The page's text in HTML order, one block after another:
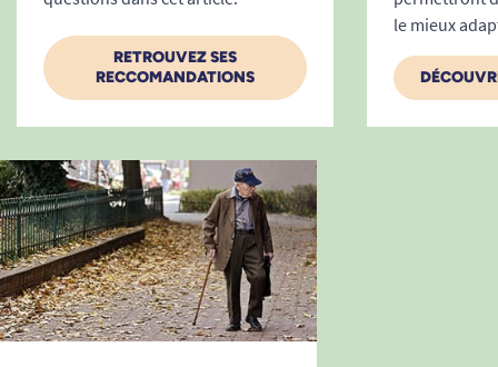
RETROUVEZ SES
RECCOMANDATIONS
le mieux